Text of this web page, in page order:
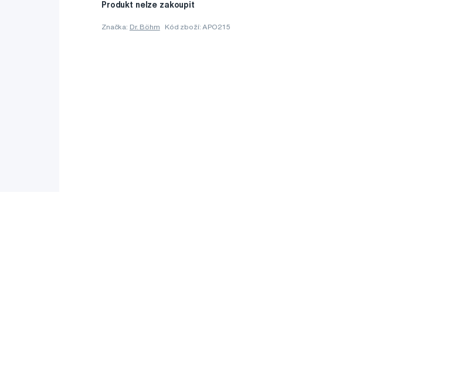
Produkt nelze zakoupit
Značka: Dr. Böhm Kód zboží: APO215